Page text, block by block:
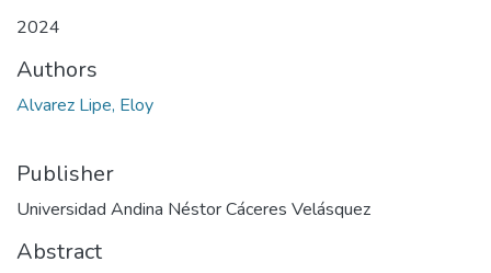
2024
Authors
Alvarez Lipe, Eloy
Publisher
Universidad Andina Néstor Cáceres Velásquez
Abstract